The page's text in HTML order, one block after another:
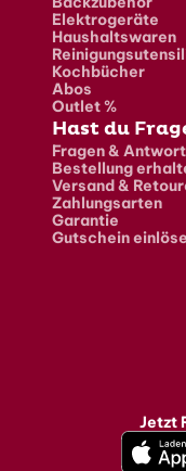
Elektrogeräte
Haushaltswaren
Kochbücher
Abos
Outlet %
Hast du
Fragen &
Bestellung
Versand &
Zahlungsarten
Garantie
Gutschein
Jetzt